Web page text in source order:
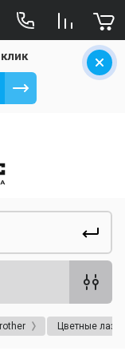
Цветные